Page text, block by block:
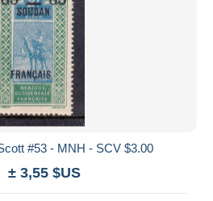
#53 - MNH - SCV $3.00
± 3,55 $US